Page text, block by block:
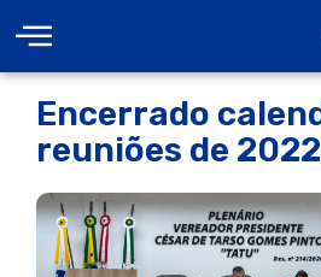
Encerrado
reuniões de 2022